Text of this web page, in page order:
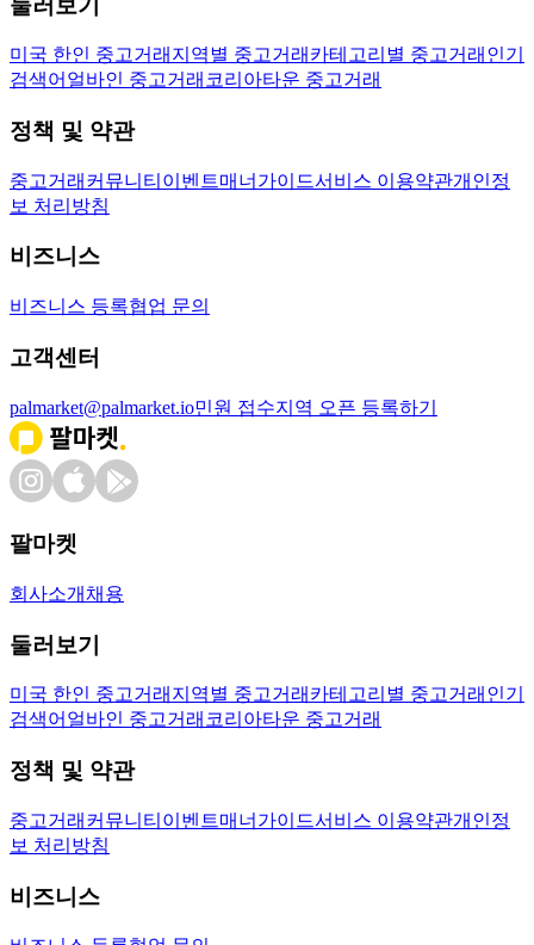
미국 한인 중고거래 지역별 중고거래 카테고리별 중고거래 인기
검색어 얼바인 중고거래 코리아타운 중고거래
정책 및 약관
중고거래 커뮤니티 이벤트매너가이드서비스 이용약관개인정
보 처리방침
비즈니스
비즈니스 등록협업 문의
고객센터
palmarket@palmarket.io민원 접수지역 오픈 등록하기
팔마켓
회사소개 채용
둘러보기
미국 한인 중고거래 지역별 중고거래 카테고리별 중고거래 인기
검색어 얼바인 중고거래 코리아타운 중고거래
정책 및 약관
중고거래 커뮤니티 이벤트매너가이드서비스 이용약관개인정
보 처리방침
비즈니스